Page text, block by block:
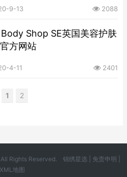
9-13 2088
Shop SE英国美容护肤
方网站
4-11 2401
1 2
Rights Reserved. 锦绣星选 免责申明
XML地图